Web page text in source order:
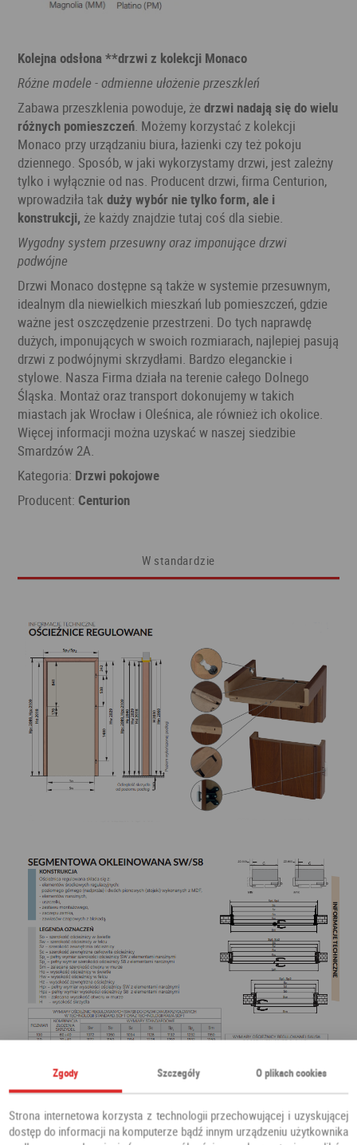
Kolejna odsłona **drzwi z kolekcji Monaco
Różne modele - odmienne ułożenie przeszkleń
Zabawa przeszklenia powoduje, żedrzwi nadają się do wielu
różnych pomieszczeń. Możemy korzystać z kolekcji
Monaco przy urządzaniu biura, łazienki czy też pokoju
dziennego. Sposób, w jaki wykorzystamy drzwi, jest zależny
tylko i wyłącznie od nas. Producent drzwi, firma Centurion,
wprowadziła takduży wybór nie tylko form, ale i
konstrukcji, że każdy znajdzie tutaj coś dla siebie.
Wygodny system przesuwny oraz imponujące drzwi
podwójne
Drzwi Monaco dostępne są także w systemie przesuwnym,
idealnym dla niewielkich mieszkań lub pomieszczeń, gdzie
ważne jest oszczędzenie przestrzeni. Do tych naprawdę
dużych, imponujących w swoich rozmiarach, najlepiej pasują
drzwi z podwójnymi skrzydłami. Bardzo eleganckie i
stylowe. Nasza Firma działa na terenie całego Dolnego
Śląska. Montaż oraz transport dokonujemy w takich
miastach jak Wrocław i Oleśnica, ale również ich okolice.
Więcej informacji można uzyskać w naszej siedzibie
Smardzów 2A.
Kategoria: Drzwi pokojowe
Producent: Centurion
W standardzie
Zgody Szczegóły O plikach cookies
Strona internetowa korzysta z technologii przechowującej i uzyskującej
dostęp do informacji na komputerze bądź innym urządzeniu użytkownika